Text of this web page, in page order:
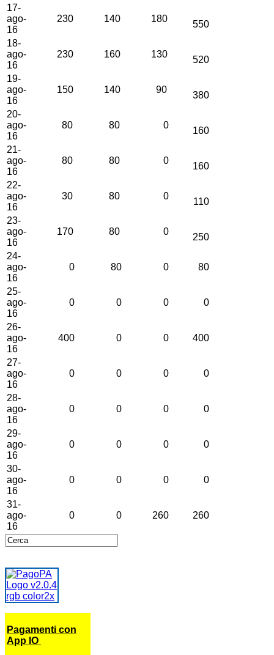
17-
ago-
16
230 140 180
550
18-
ago-
16
230 160 130
520
19-
ago-
16
150 140 90
380
20-
ago-
16
80 80 0
160
21-
ago-
16
80 80 0
160
22-
ago-
16
30 80 0
110
23-
ago-
16
170 80 0
250
24-
ago-
16
0 80 0 80
25-
ago-
16
0 0 0 0
26-
ago-
16
400 0 0 400
27-
ago-
16
0 0 0 0
28-
ago-
16
0 0 0 0
29-
ago-
16
0 0 0 0
30-
ago-
16
0 0 0 0
31-
ago-
16
0 0 260 260
Pagamenti con
App IO